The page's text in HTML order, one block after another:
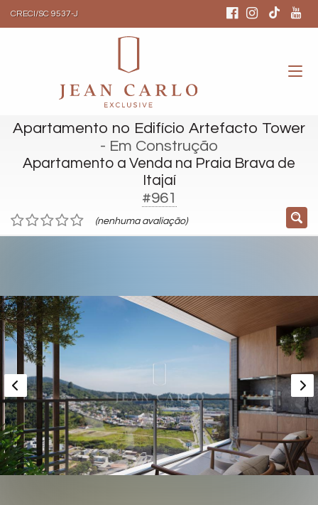
CRECI/SC 9537-J
Apartamento no Edifício Artefacto Tower
- Em Construção
Apartamento a Venda na Praia Brava de
Itajaí
#961
(nenhuma avaliação)